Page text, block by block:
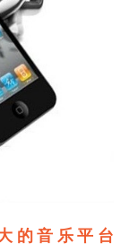
的音乐平台